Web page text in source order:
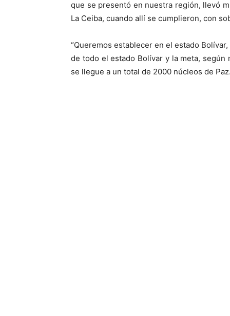
que se presentó en nuestra región, llevó
La Ceiba, cuando allí se cumplieron, con
“Queremos establecer en el estado
de todo el estado Bolívar y la meta,
se llegue a un total de 2000 núcleos de